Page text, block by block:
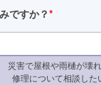
ですか？*
災害で屋根や雨樋が壊
修理について相談した